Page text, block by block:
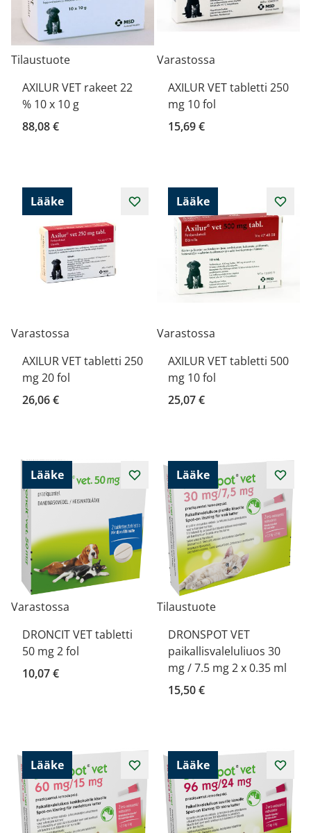
Tilaustuote
AXILUR VET rakeet 22
% 10 x 10 g
88,08 €
Varastossa
AXILUR VET tabletti 250
mg 10 fol
15,69 €
Lääke
Varastossa
AXILUR VET tabletti 250
mg 20 fol
26,06 €
Lääke
Varastossa
AXILUR VET tabletti 500
mg 10 fol
25,07 €
Lääke
Varastossa
DRONCIT VET tabletti
50 mg 2 fol
10,07 €
Lääke
Tilaustuote
DRONSPOT VET
paikallisvaleluliuos 30
mg / 7.5 mg 2 x 0.35 ml
15,50 €
Lääke Lääke